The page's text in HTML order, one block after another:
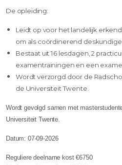
De opleiding:
Leidt op voor het landelijk
om als coördinerend
Bestaat uit 16 lesdagen, 2
examentrainingen en een
Wordt verzorgd door de
de Universiteit Twente.
Wordt gevolgd samen met
Universiteit Twente.
Datum: 07-09-2026
Reguliere deelname kost €6750